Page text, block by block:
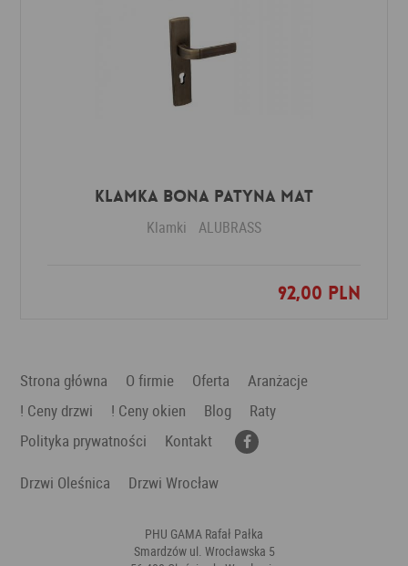
Klamka BONA patyna mat
Klamki ALUBRASS
92,00 PLN
Dodaj do ulubionych
Strona główna O firmie Oferta
Aranżacje
! Ceny drzwi
! Ceny okien Blog
Raty
Polityka prywatności
Kontakt
Drzwi Oleśnica
Drzwi Wrocław
PHU GAMA Rafał Pałka
Smardzów ul. Wrocławska 5